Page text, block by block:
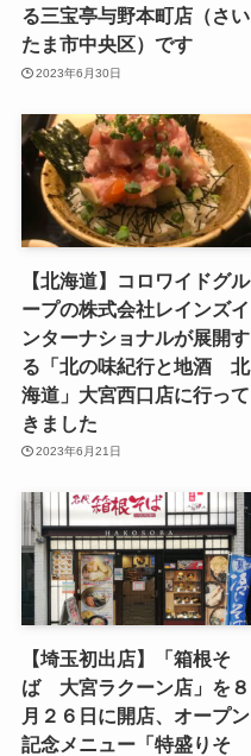
る三宝亭与野本町店（さい
たま市中央区）です
2023年6月30日
【北海道】コロワイドグル
ープの株式会社レインズイ
ンターナショナルが展開す
る「北の味紀行と地酒 北
海道」大宮西口店に行って
きました
2023年6月21日
【埼玉初出店】「箱根そ
ば 大宮ラクーン店」を８
月２６日に開店、オープン
記念メニュー「特盛りそ